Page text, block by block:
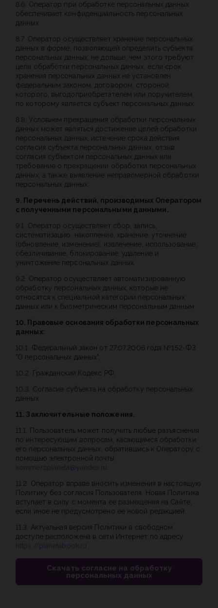
8.6. Оператор при обработке персональных данных
обеспечивает конфиденциальность персональных
данных.
8.7. Оператор осуществляет хранение персональных
данных в форме, позволяющей определить субъекта
персональных данных, не дольше, чем этого требуют
цели обработки персональных данных, если срок
хранения персональных данных не установлен
федеральным законом, договором, стороной
которого, выгодоприобретателем или поручителем,
по которому является субъект персональных данных.
8.8. Условием прекращения обработки персональных
данных может являться достижение целей обработки
персональных данных, истечение срока действия
согласия субъекта персональных данных, отзыв
согласия субъектом персональных данных или
требование о прекращении обработки персональных
данных, а также выявление неправомерной обработки
персональных данных.
9. Перечень действий, производимых Оператором
с полученными персональными данными.
9.1. Оператор осуществляет сбор, запись,
систематизацию, накопление, хранение, уточнение
(обновление, изменение), извлечение, использование,
обезличивание, блокирование, удаление и
уничтожение персональных данных.
9.2. Оператор осуществляет автоматизированную
обработку персональных данных, которые не
относятся к специальной категории персональных
данных или к биометрическим персональным данным
10. Правовые основания обработки персональных
данных:
10.1. Федеральный закон от 27.07.2006 года №152-ФЗ
"О персональных данных";
10.2. Гражданский Кодекс РФ;
10.3. Согласие субъекта на обработку персональных
данных.
11. Заключительные положения.
11.1. Пользователь может получить любые разъяснения
по интересующим вопросам, касающимся обработки
его персональных данных, обратившись к Оператору с
помощью электронной почты
kommerzplaneta@yandex.ru
11.2. Оператор вправе вносить изменения в настоящую
Политику без согласия Пользователя. Новая Политика
вступает в силу с момента ее размещения на Сайте,
если иное не предусмотрено ее новой редакцией.
11.3. Актуальная версия Политики в свободном
доступе расположена в сети Интернет по адресу
https://planetabook.ru
Скачать согласие на обработку
персональных данных